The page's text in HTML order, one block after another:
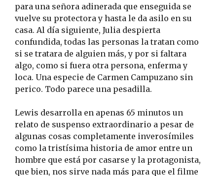
para una señora adinerada que enseguida se
vuelve su protectora y hasta le da asilo en su
casa. Al día siguiente, Julia despierta
confundida, todas las personas la tratan como
si se tratara de alguien más, y por si faltara
algo, como si fuera otra persona, enferma y
loca. Una especie de Carmen Campuzano sin
perico. Todo parece una pesadilla.
Lewis desarrolla en apenas 65 minutos un
relato de suspenso extraordinario a pesar de
algunas cosas completamente inverosímiles
como la tristísima historia de amor entre un
hombre que está por casarse y la protagonista,
que bien, nos sirve nada más para que el filme